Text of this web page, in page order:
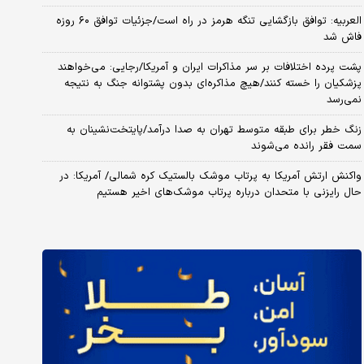
العربیه: توافق بازگشایی تنگه هرمز در راه است/جزئیات توافق ۶۰ روزه
فاش شد
پشت پرده اختلافات بر سر مذاکرات ایران و آمریکا/رجایی: می‌خواهند
پزشکیان را خسته کنند/هیچ مذاکره‌ای بدون پشتوانه جنگ به نتیجه
نمی‌رسد
زنگ خطر برای طبقه متوسط تهران به صدا درآمد/پایتخت‌نشینان به
سمت فقر رانده می‌شوند
واکنش ارتش آمریکا به پرتاب موشک بالستیک کره شمالی/ آمریکا: در
حال رایزنی با متحدان درباره پرتاب موشک‌های اخیر هستیم